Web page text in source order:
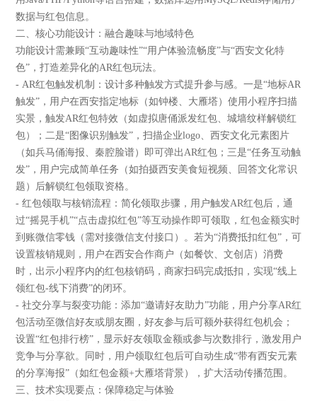
数据与红包信息。
二、核心功能设计：融合趣味与地域特色
功能设计需兼顾“互动趣味性”“用户体验流畅度”与“西安文化特
色”，打造差异化的AR红包玩法。
- AR红包触发机制：设计多种触发方式提升参与感。一是“地标AR
触发”，用户在西安指定地标（如钟楼、大雁塔）使用小程序扫描
实景，触发AR红包特效（如虚拟唐俑派发红包、城墙纹样解锁红
包）；二是“图像识别触发”，扫描企业logo、西安文化元素图片
（如兵马俑海报、秦腔脸谱）即可弹出AR红包；三是“任务互动触
发”，用户完成简单任务（如拍摄西安美食短视频、回答文化常识
题）后解锁红包领取资格。
- 红包领取与核销流程：简化领取步骤，用户触发AR红包后，通
过“摇晃手机”“点击虚拟红包”等互动操作即可领取，红包金额实时
到账微信零钱（需对接微信支付接口）。若为“消费抵扣红包”，可
设置核销规则，用户在西安合作商户（如餐饮、文创店）消费
时，出示小程序内的红包核销码，商家扫码完成抵扣，实现“线上
领红包-线下消费”的闭环。
- 社交分享与裂变功能：添加“邀请好友助力”功能，用户分享AR红
包活动至微信好友或朋友圈，好友参与后可额外获得红包机会；
设置“红包排行榜”，显示好友领取金额或参与次数排行，激发用户
竞争与分享欲。同时，用户领取红包后可自动生成“带有西安元素
的分享海报”（如红包金额+大雁塔背景），扩大活动传播范围。
三、技术实现要点：保障稳定与体验